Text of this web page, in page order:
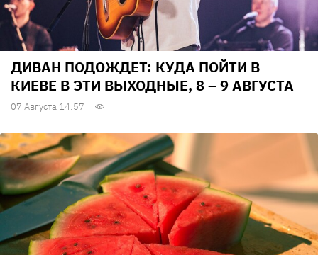
ДИВАН ПОДОЖДЕТ: КУДА ПОЙТИ В
КИЕВЕ В ЭТИ ВЫХОДНЫЕ, 8 – 9 АВГУСТА
07 Августа 14:57